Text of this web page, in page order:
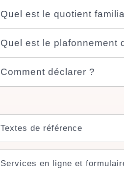
Quel est le quotient
Quel est le plafonnement
Comment déclarer ?
Textes de référence
Services en ligne et